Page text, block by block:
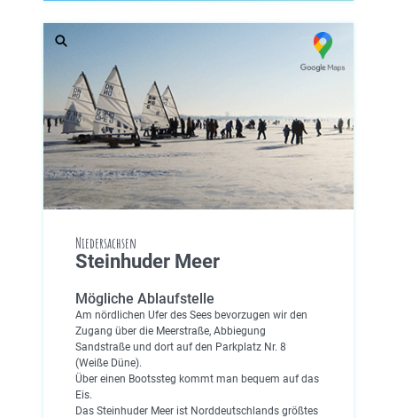
Niedersachsen
Steinhuder Meer
Mögliche Ablaufstelle
Am nördlichen Ufer des Sees bevorzugen wir den
Zugang über die Meerstraße, Abbiegung
Sandstraße und dort auf den Parkplatz Nr. 8
(Weiße Düne).
Über einen Bootssteg kommt man bequem auf das
Eis.
Das Steinhuder Meer ist Norddeutschlands größtes